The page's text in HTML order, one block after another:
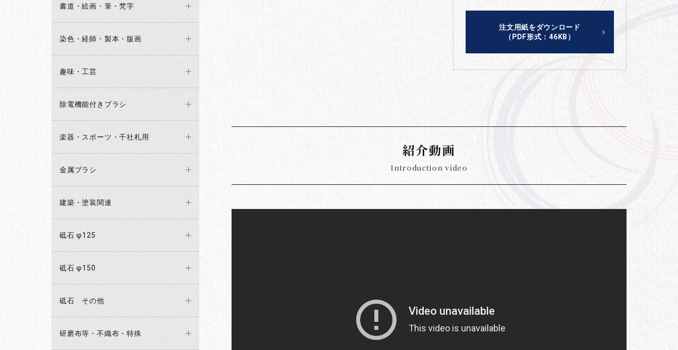
書道・絵画・筆・梵字
染色・経師・製本・版画
趣味・工芸
除電機能付きブラシ
楽器・スポーツ・千社札用
金属ブラシ
建築・塗装関連
砥石 φ125
砥石 φ150
砥石 その他
研磨布等・不織布・特殊
注文用紙をダウンロード
（PDF形式：46KB）
紹介動画
Introduction video